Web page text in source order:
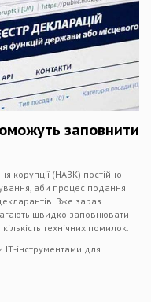
заповнити
корупції (НАЗК) постійно
аби процес подання
Вже зараз
швидко заповнювати
технічних помилок.
інструментами для